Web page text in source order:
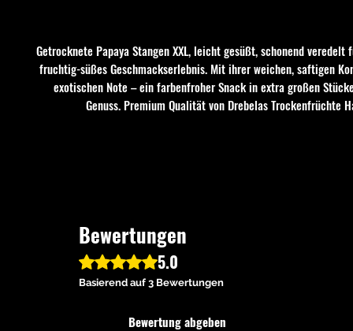
Getrocknete Papaya Stangen XXL, leicht gesüßt, schonend veredelt
fruchtig-süßes Geschmackserlebnis. Mit ihrer weichen, saftigen
exotischen Note – ein farbenfroher Snack in extra großen
Genuss. Premium Qualität von Drebelas Trockenfrüchte
Bewertungen
Mit 5 von 5 Sternen bewertet.
5.0
Basierend auf 3 Bewertungen
Bewertung abgeben